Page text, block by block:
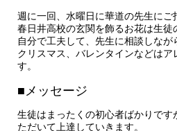
週に一回、水曜日に華道の先生にご
春日井高校の玄関を飾るお花は生徒
自分で工夫して、先生に相談しなが
クリスマス、バレンタインなどはア
す。
■メッセージ
生徒はまったくの初心者ばかりで
ただいて上達していきます。